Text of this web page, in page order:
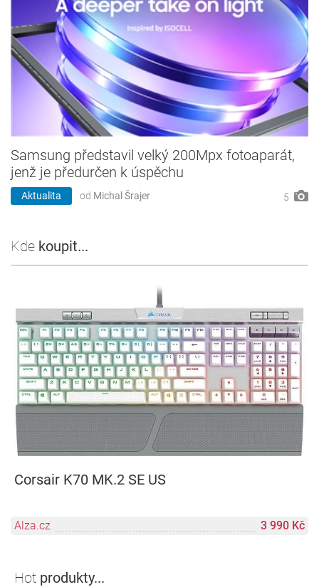
Samsung představil velký 200Mpx fotoaparát,
jenž je předurčen k úspěchu
Aktualita od Michal Šrajer 5
Kde koupit...
Corsair K70 MK.2 SE US
Alza.cz 3 990 Kč
Hot produkty...